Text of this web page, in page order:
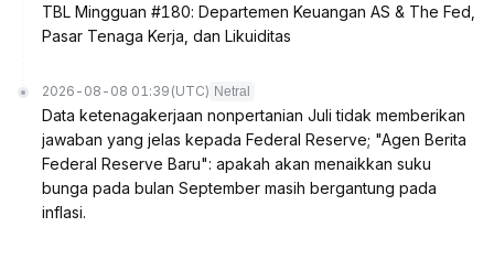
TBL Mingguan #180: Departemen Keuangan AS & The Fed,
Pasar Tenaga Kerja, dan Likuiditas
2026-08-08 01:39 (UTC) Netral
Data ketenagakerjaan nonpertanian Juli tidak memberikan
jawaban yang jelas kepada Federal Reserve; "Agen Berita
Federal Reserve Baru": apakah akan menaikkan suku
bunga pada bulan September masih bergantung pada
inflasi.